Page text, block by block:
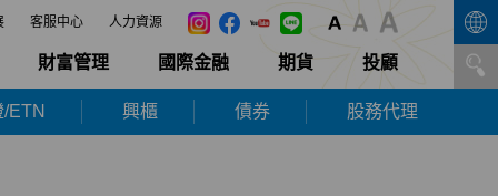
客服中心 人力資源
財富管理 國際金融 期貨 投顧
ETN 興櫃 債券 股務代理